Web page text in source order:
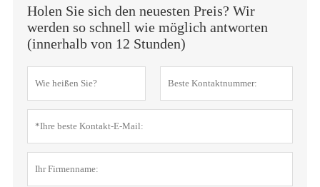
Holen Sie sich den neuesten Preis? Wir
werden so schnell wie möglich antworten
(innerhalb von 12 Stunden)